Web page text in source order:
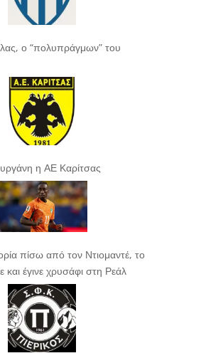
ο “πολυπράγμων” του
η ΑΕ Καρίτσας
πίσω από τον Ντιομαντέ, το
έγινε χρυσάφι στη Ρεάλ